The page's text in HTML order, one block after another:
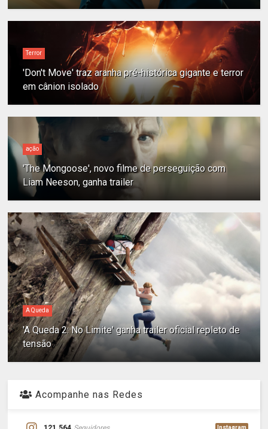
Terror
'Don't Move' traz aranha pré-histórica gigante e terror
em cânion isolado
ação
'The Mongoose', novo filme de perseguição com
Liam Neeson, ganha trailer
A Queda
'A Queda 2: No Limite' ganha trailer oficial repleto de
tensão
Acompanhe nas Redes
Instagram